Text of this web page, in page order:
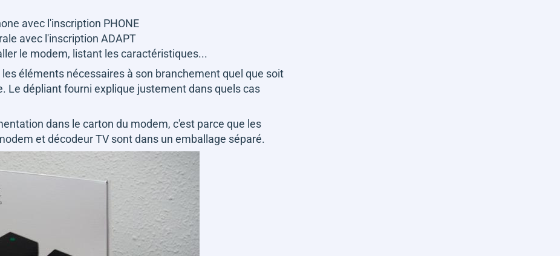
avec l'inscription PHONE
avec l'inscription ADAPT
le modem, listant les caractéristiques...
éléments nécessaires à son branchement quel que soit
Le dépliant fourni explique justement dans quels cas
dans le carton du modem, c'est parce que les
et décodeur TV sont dans un emballage séparé.